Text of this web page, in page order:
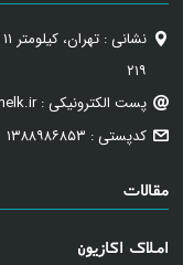
۲۱۹
پست الکترونیکی : info@paytakhtmelk.ir
کدپستی : ۱۳۸۸۹۸۶۸۵۳
مقالات
املاک اکازیون